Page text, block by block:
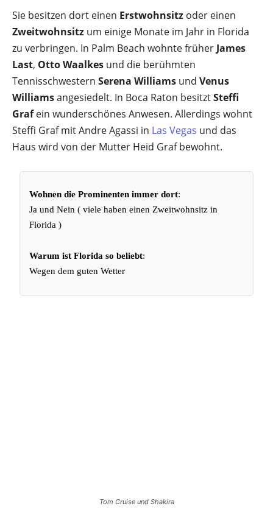
Sie besitzen dort einen Erstwohnsitz oder einen
Zweitwohnsitz um einige Monate im Jahr in Florida
zu verbringen. In Palm Beach wohnte früher James
Last, Otto Waalkes und die berühmten
Tennisschwestern Serena Williams und Venus
Williamsangesiedelt. In Boca Raton besitztSteffi
Grafein wunderschönes Anwesen. Allerdings wohnt
Steffi Graf mit Andre Agassi in Las Vegas und das
Haus wird von der Mutter Heid Graf bewohnt.
Wohnen die Prominenten immer dort:
Ja und Nein ( viele haben einen Zweitwohnsitz in
Florida )
Warum ist Florida so beliebt:
Wegen dem guten Wetter
Tom Cruise und Shakira